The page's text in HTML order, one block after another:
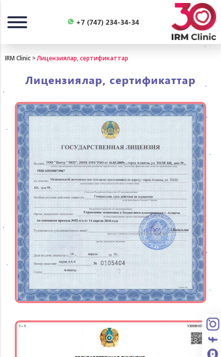
+7 (747) 234-34-34
IRM Clinic >Лицензиялар, сертификаттар
Лицензиялар, сертификаттар